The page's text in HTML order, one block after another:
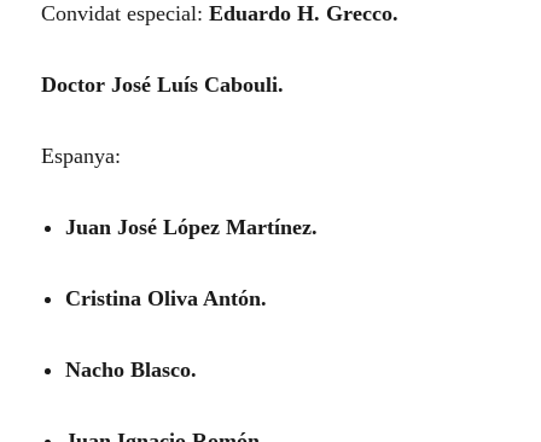
Convidat especial:Eduardo H. Grecco.
Doctor José Luís Cabouli.
Espanya:
Juan José López Martínez.
Cristina Oliva Antón.
Nacho Blasco.